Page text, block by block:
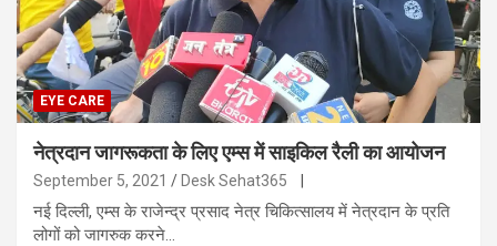
EYE CARE
नेत्रदान जागरूकता के लिए एम्स में साइकिल रैली का आयोजन
September 5, 2021 Desk Sehat365 |
नई दिल्ली, एम्स के राजेन्द्र प्रसाद नेत्र चिकित्सालय में नेत्रदान के प्रति
लोगों को जागरुक करने…